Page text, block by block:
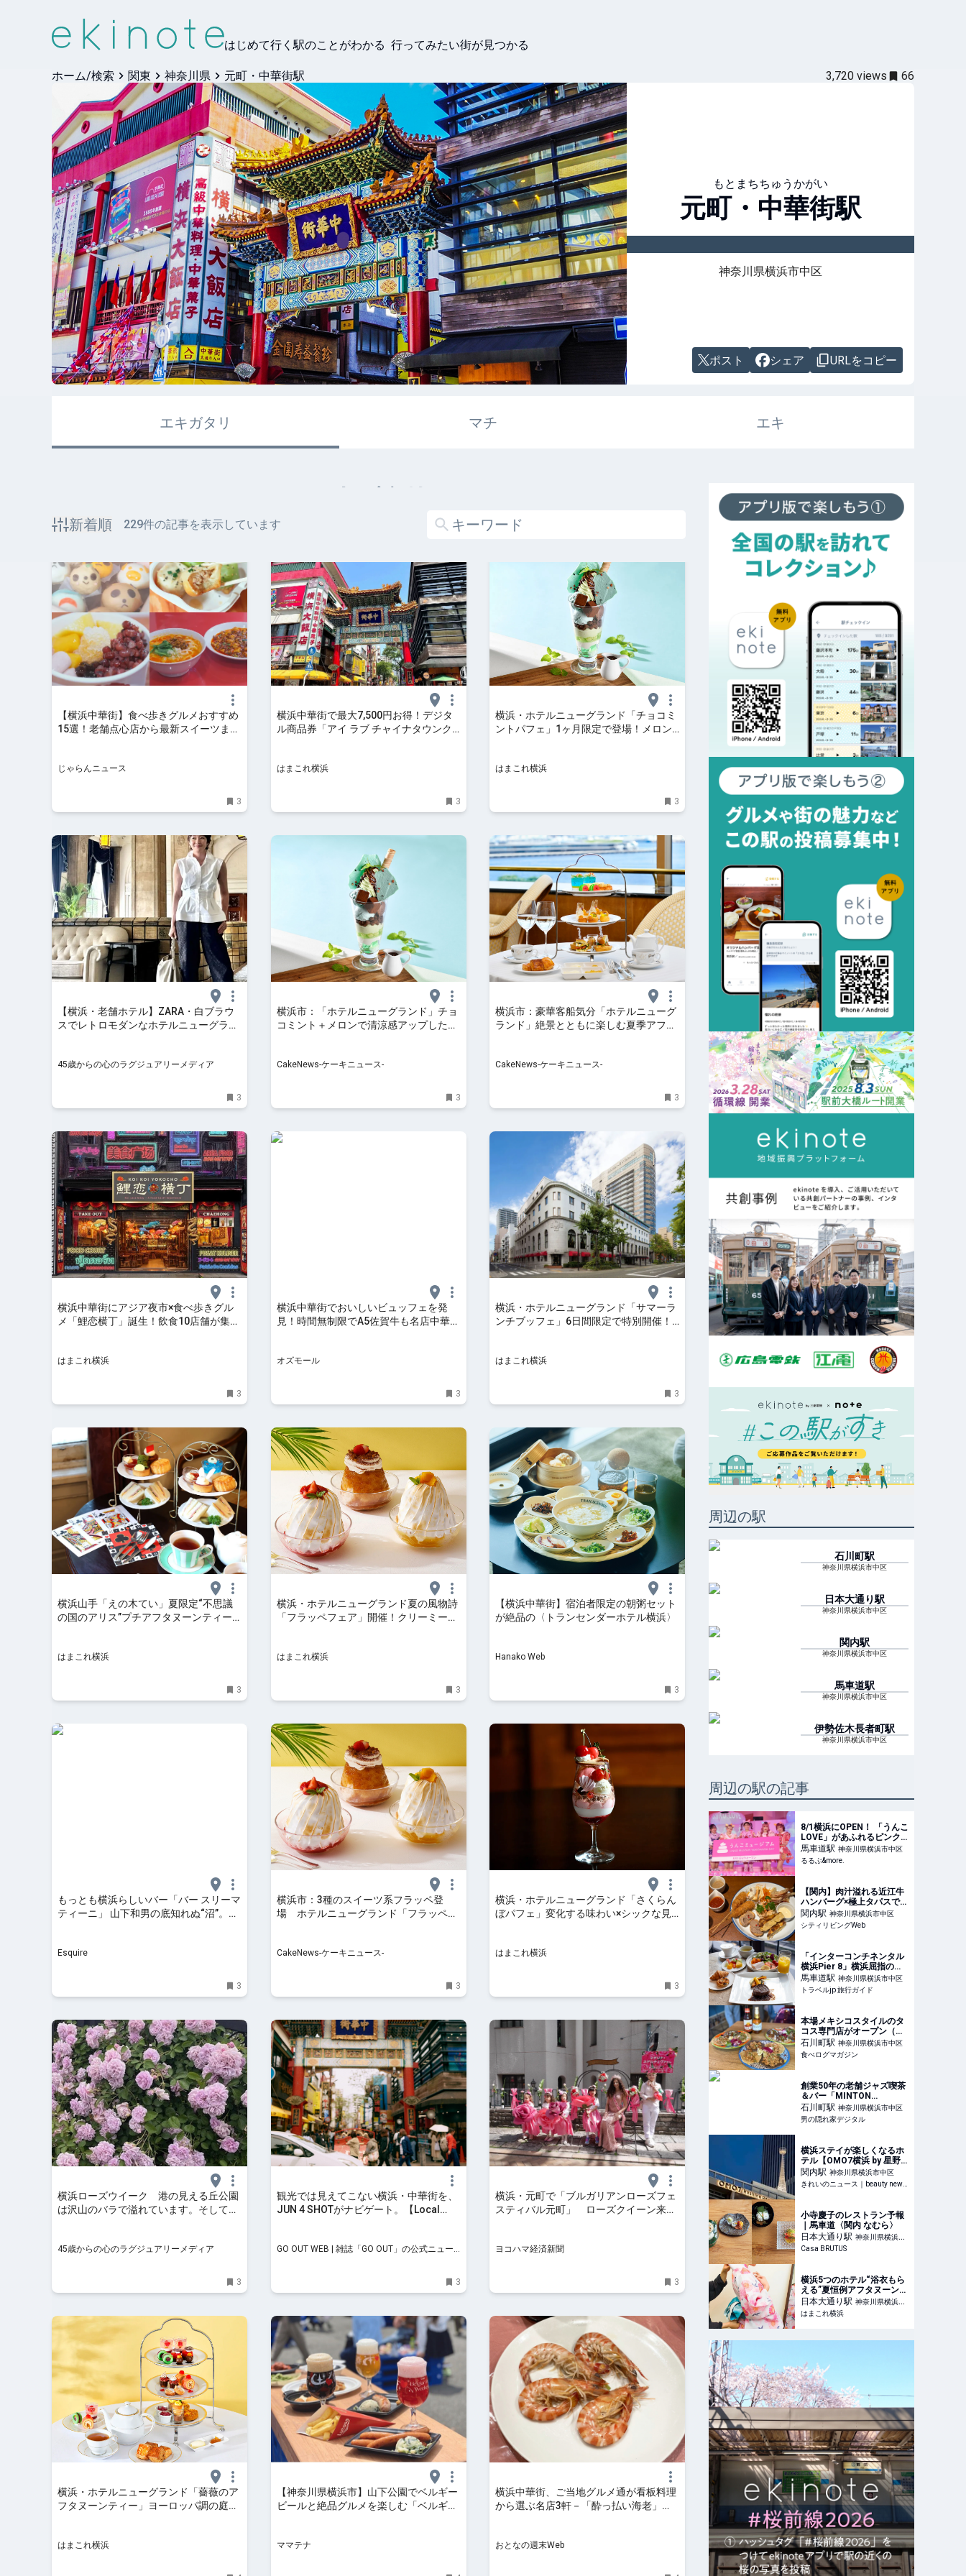
はじめて行く駅のことがわかる 行ってみたい街が見つかる
ホーム/検索 関東 神奈川県 元町・中華街駅 3,720 views 66
もとまちちゅうかがい
元町・中華街駅
神奈川県横浜市中区
ポスト シェア URLをコピー
エキガタリ マチ エキ
エキガタリ
新着順 229件の記事を表示しています
【横浜中華街】食べ歩きグルメおすすめ
15選！老舗点心店から最新スイーツまで
じゃらんニュース
3
横浜中華街で最大7,500円お得！デジタ
ル商品券「アイ ラブ チャイナタウンク
はまこれ横浜
3
横浜・ホテルニューグランド「チョコミ
ントパフェ」1ヶ月限定で登場！メロン
はまこれ横浜
3
【横浜・老舗ホテル】ZARA・白ブラウ
スでレトロモダンなホテルニューグラン
45歳からの心のラグジュアリーメディア
3
横浜市：「ホテルニューグランド」チョ
コミント＋メロンで清涼感アップしたパ
CakeNews-ケーキニュース-
3
横浜市：豪華客船気分「ホテルニューグ
ランド」絶景とともに楽しむ夏季アフヌ
CakeNews-ケーキニュース-
3
横浜中華街にアジア夜市×食べ歩きグル
メ「鯉恋横丁」誕生！飲食10店舗が集う
はまこれ横浜
3
横浜中華街でおいしいビュッフェを発
見！時間無制限でA5佐賀牛も名店中華
オズモール
3
横浜・ホテルニューグランド「サマーラ
ンチブッフェ」6日間限定で特別開催！
はまこれ横浜
3
横浜山手「えの木てい」夏限定“不思議
の国のアリス”プチアフタヌーンティー
はまこれ横浜
3
横浜・ホテルニューグランド夏の風物詩
「フラッペフェア」開催！クリーミーメ
はまこれ横浜
3
【横浜中華街】宿泊者限定の朝粥セット
が絶品の〈トランセンダーホテル横浜〉
Hanako Web
3
もっとも横浜らしいバー「バー スリーマ
ティーニ」 山下和男の底知れぬ“沼”。ア
Esquire
3
横浜市：3種のスイーツ系フラッペ登
場 ホテルニューグランド「フラッペフ
CakeNews-ケーキニュース-
3
横浜・ホテルニューグランド「さくらん
ぼパフェ」変化する味わい×シックな見
はまこれ横浜
3
横浜ローズウイーク 港の見える丘公園
は沢山のバラで溢れています。そしてラ
45歳からの心のラグジュアリーメディア
3
観光では見えてこない横浜・中華街を、
JUN 4 SHOTがナビゲート。【Local
GO OUT WEB | 雑誌「GO OUT」の公式ニュー
3
横浜・元町で「ブルガリアンローズフェ
スティバル元町」 ローズクイーン来日
ヨコハマ経済新聞
3
横浜・ホテルニューグランド「薔薇のア
フタヌーンティー」ヨーロッパ調の庭園
はまこれ横浜
【神奈川県横浜市】山下公園でベルギー
ビールと絶品グルメを楽しむ「ベルギー
ママテナ
横浜中華街、ご当地グルメ通が看板料理
から選ぶ名店3軒－「酔っ払い海老」
おとなの週末Web
周辺の駅
石川町駅
神奈川県横浜市中区
日本大通り駅
神奈川県横浜市中区
関内駅
神奈川県横浜市中区
馬車道駅
神奈川県横浜市中区
伊勢佐木長者町駅
神奈川県横浜市中区
周辺の駅の記事
8/1横浜にOPEN！ 「うんこ
LOVE」があふれるピンク
の世界「うんこミュージア
ム YOKOHAMA BAY」【#
編集部のおでかけキロク】
馬車道駅 神奈川県横浜市中区
るるぶ&more.
【関内】肉汁溢れる近江牛
ハンバーグ×極上タパスで乾
杯！大人のスペインバル
「RUCY+R」｜シティリビ
ングWeb
関内駅 神奈川県横浜市中区
シティリビングWeb
「インターコンチネンタル
横浜Pier 8」横浜屈指の極
上クラブラウンジ | 神奈川
県 | トラベルjp 旅行ガイド
馬車道駅 神奈川県横浜市中区
トラベルjp 旅行ガイド
本場メキシコスタイルのタ
コス専門店がオープン（神
奈川・石川町） | 食べログ
マガジン
石川町駅 神奈川県横浜市中区
食べログマガジン
創業50年の老舗ジャズ喫茶
＆バー「MINTON
HOUSE」（横浜）｜港町酒
場で逢いましょう | 男の隠
れ家デジタル
石川町駅 神奈川県横浜市中区
男の隠れ家デジタル
横浜ステイが楽しくなるホ
テル【OMO7横浜 by 星野
リゾート】をちょっと深掘
り。初めてのハマ泊におす
すめ - きれいのニュース｜
関内駅 神奈川県横浜市中区
きれいのニュース｜beauty news tokyo
小寺慶子のレストラン予報
｜馬車道〈関内 なむら〉
日本大通り駅 神奈川県横浜市
中区
Casa BRUTUS
横浜5つのホテル“浴衣もら
える”夏恒例アフタヌーンテ
ィー登場！2026年は浴衣レ
ンタルや持ち込みプランも |
はまこれ横浜
日本大通り駅 神奈川県横浜市
中区
はまこれ横浜